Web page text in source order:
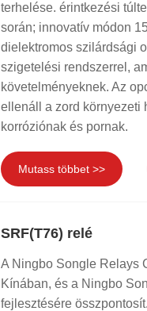
terhelése. érintkezési
során; innovatív módon
dielektromos szilárdsági
szigetelési rendszerrel,
követelményeknek. Az
ellenáll a zord környezeti
korróziónak és pornak.
Mutass többet >>
SRF(T76) relé
A Ningbo Songle Relays
Kínában, és a Ningbo
fejlesztésére